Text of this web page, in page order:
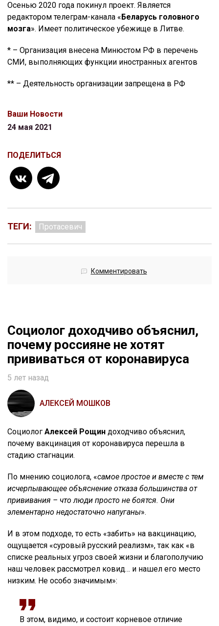
Осенью 2020 года покинул проект. Является
редактором телеграм-канала « Беларусь головного
мозга». Имеет политическое убежище в Литве.
* – Организация внесена Минюстом РФ в перечень
СМИ, выполняющих функции иностранных агентов
** – Деятельность организации запрещена в РФ
Ваши Новости
24 мая 2021
ПОДЕЛИТЬСЯ
ТЕГИ: Протасевич
Комментировать
Социолог доходчиво объяснил,
почему россияне не хотят
прививаться от коронавируса
5 лет назад
АЛЕКСЕЙ МОШКОВ
Социолог Алексей Рощин доходчиво объяснил,
почему вакцинация от коронавируса перешла в
стадию стагнации.
По мнению социолога, «самое простое и вместе с тем
исчерпывающее объяснение отказа большинства от
прививания – что люди просто не боятся. Они
элементарно недостаточно напуганы».
И в этом подходе, то есть «забить» на вакцинацию,
ощущается «суровый русский реализм», так как «в
списке реальных угроз своей жизни и благополучию
наш человек рассмотрел ковид… и нашел его место
низким. Не особо значимым»:
В этом, видимо, и состоит корневое отличие